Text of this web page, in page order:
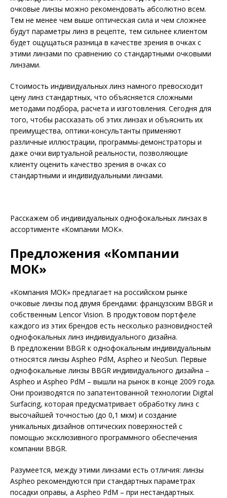
очковые линзы можно рекомендовать абсолютно всем.
Тем не менее чем выше оптическая сила и чем сложнее
будут параметры линз в рецепте, тем сильнее клиентом
будет ощущаться разница в качестве зрения в очках с
этими линзами по сравнению со стандартными очковыми
линзами.
Стоимость индивидуальных линз намного превосходит
цену линз стандартных, что объясняется сложными
методами подбора, расчета и изготовления. Сегодня для
того, чтобы рассказать об этих линзах и объяснить их
преимущества, оптики-консультанты применяют
различные иллюстрации, программы-демонстраторы и
даже очки виртуальной реальности, позволяющие
клиенту оценить качество зрения в очках со
стандартными и индивидуальными линзами.
Расскажем об индивидуальных однофокальных линзах в
ассортименте «Компании МОК».
Предложения «Компании
МОК»
«Компания МОК» предлагает на российском рынке
очковые линзы под двумя брендами: французским BBGR и
собственным Lencor Vision. В продуктовом портфеле
каждого из этих брендов есть несколько разновидностей
однофокальных линз индивидуального дизайна.
В предложении BBGR к однофокальным индивидуальным
относятся линзы Aspheo PdM, Aspheo и NeoSun. Первые
однофокальные линзы BBGR индивидуального дизайна –
Aspheo и Aspheo PdM – вышли на рынок в конце 2009 года.
Они производятся по запатентованной технологии Digital
Surfacing, которая предусматривает обработку линз с
высочайшей точностью (до 0,1 мкм) и создание
уникальных дизайнов оптических поверхностей с
помощью эксклюзивного программного обеспечения
компании BBGR.
Разумеется, между этими линзами есть отличия: линзы
Aspheo рекомендуются при стандартных параметрах
посадки оправы, а Aspheo PdM – при нестандартных.